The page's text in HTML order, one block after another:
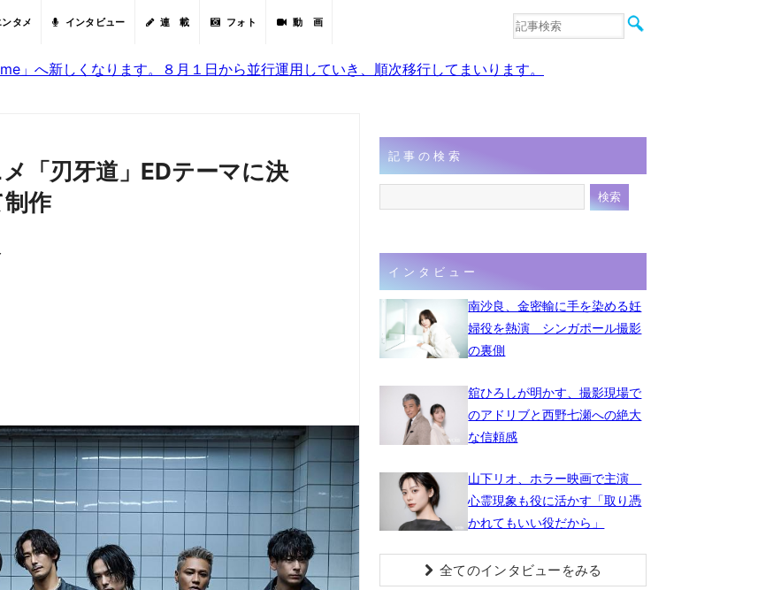
ンタメ インタビュー 連 載 フォト 動 画
音楽
」へ新しくなります。８月１日から並行運用していき、順次移行してまいります。
「刃牙道」EDテーマに決
作
記事の検索
インタビュー
南沙良、金密輸に手を染める妊
婦役を熱演 シンガポール撮影
の裏側
舘ひろしが明かす、撮影現場で
のアドリブと西野七瀬への絶大
な信頼感
山下リオ、ホラー映画で主演
心霊現象も役に活かす「取り憑
かれてもいい役だから」
全てのインタビューをみる